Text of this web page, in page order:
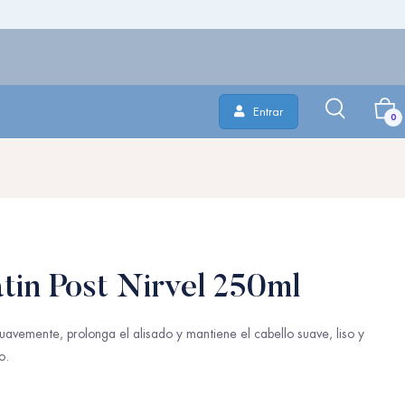
Entrar 0
Post Nirvel 250ml
prolonga el alisado y mantiene el cabello suave, liso y